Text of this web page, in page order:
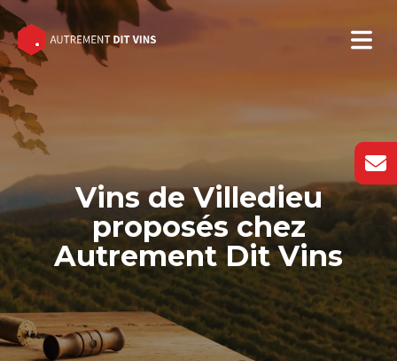
Vins de Villedieu
proposés chez
Autrement Dit Vins